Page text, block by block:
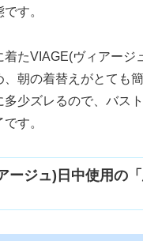
す。
着たVIAGE(ヴィアージ
朝の着替えがとても
少ズレるので、バス
す。
ージュ)日中使用の